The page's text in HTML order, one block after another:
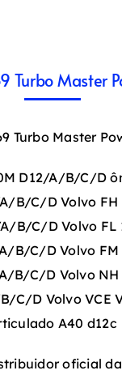
Turbo Master
Turbo Master
D12/A/B/C/D
B/C/D Volvo FH
B/C/D Volvo FL
B/C/D Volvo FM
B/C/D Volvo NH
C/D Volvo VCE
A40 d12c
oficial